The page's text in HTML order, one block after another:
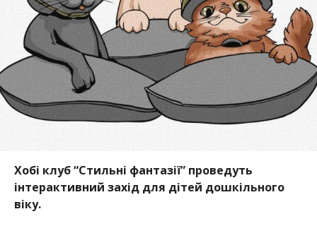
Хобі клуб “Стильні фантазії” проведуть
інтерактивний захід для дітей дошкільного
віку.